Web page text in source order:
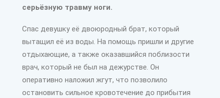
серьёзную травму ноги.
Спас девушку её двоюродный брат, который
вытащил её из воды. На помощь пришли и другие
отдыхающие, а также оказавшийся поблизости
врач, который не был на дежурстве. Он
оперативно наложил жгут, что позволило
остановить сильное кровотечение до прибытия